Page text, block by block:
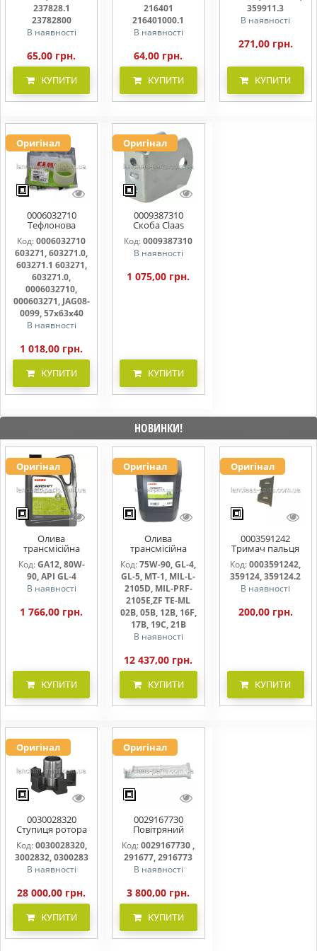
237828.1
23782800
В наявності
65,00 грн.
КУПИТИ
216401000
216401
216401000.1
В наявності
64,00 грн.
КУПИТИ
359911.0,
359911.3
359911.3
В наявності
271,00 грн.
КУПИТИ
Оригінал
0006032710
Тефлонова
втулка шківа
варіатора
57х63х40.5 ,
603271, 603271.0,
603271.1
Код:0006032710
603271, 603271.0,
603271.1 603271,
603271.0,
0006032710,
000603271, JAG08-
0099, 57х63х40
В наявності
1 018,00 грн.
КУПИТИ
Оригінал
0009387310
Скоба Claas
938731, 938731.0,
938731.1
Код: 0009387310
В наявності
1 075,00 грн.
КУПИТИ
НОВИНКИ!
Оригінал
Олива
трансмісійна
AGRISHIFT GA12 5
л
Код:GA12, 80W-
90, API GL-4
В наявності
1 766,00 грн.
КУПИТИ
Оригінал
Олива
трансмісійна
AGRISHIFT SYN FE
75W90 20л
Код: 75W-90, GL-4,
GL-5, MT-1, MIL-L-
2105D, MIL-PRF-
2105E,ZF TE-ML
02B, 05B, 12B, 16F,
17B, 19C, 21B
В наявності
12 437,00 грн.
КУПИТИ
Оригінал
0003591242
Тримач пальця
жниварки
Код:0003591242,
359124, 359124.2
В наявності
200,00 грн.
КУПИТИ
Оригінал
0030028320
Ступиця ротора
CLAAS
Код:0030028320,
3002832, 0300283
В наявності
28 000,00 грн.
КУПИТИ
Оригінал
0029167730
Повітряний
фільтр бака
(фільтр AdBlue)
Код: 0029167730 ,
291677, 2916773
В наявності
3 800,00 грн.
КУПИТИ